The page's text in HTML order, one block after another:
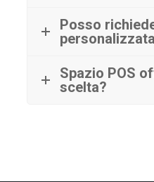
Posso
Spazio POS
scelta?